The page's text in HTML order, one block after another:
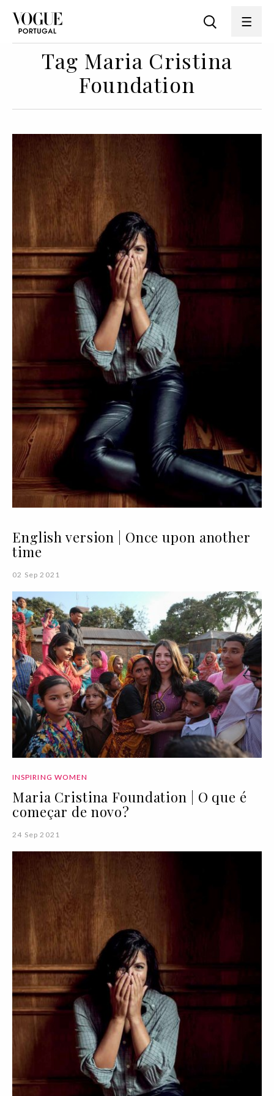
Tag Maria Cristina
Foundation
English version | Once upon another
time
02 Sep 2021
INSPIRING WOMEN
Maria Cristina Foundation | O que é
começar de novo?
24 Sep 2021